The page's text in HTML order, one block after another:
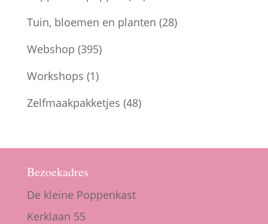
Tuin, bloemen en planten (28)
Webshop (395)
Workshops (1)
Zelfmaakpakketjes (48)
Bezoekadres
De kleine Poppenkast
Kerklaan 55